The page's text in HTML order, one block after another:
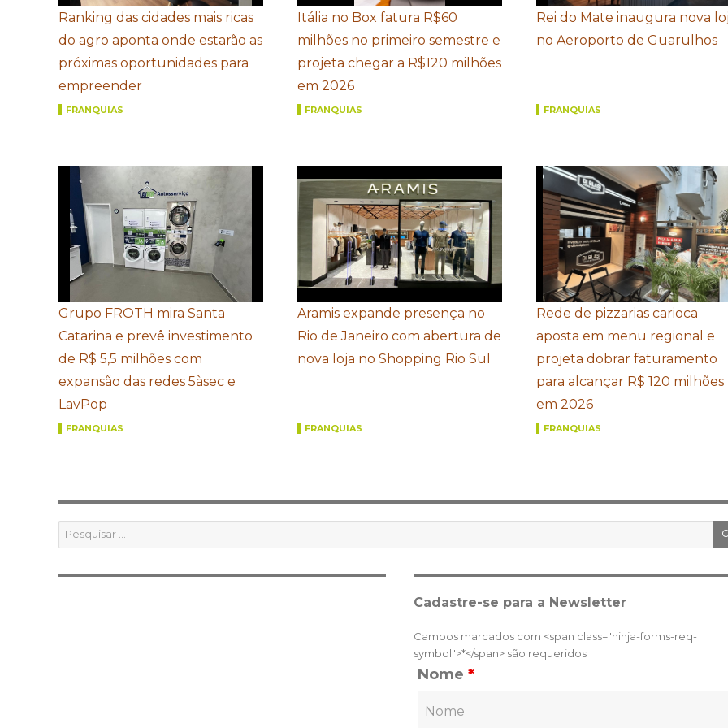
Ranking das cidades mais ricas
do agro aponta onde estarão as
próximas oportunidades para
empreender
FRANQUIAS
Itália no Box fatura R$60
milhões no primeiro semestre e
projeta chegar a R$120 milhões
em 2026
FRANQUIAS
Rei do Mate inaugura nova
no Aeroporto de Guarulhos
FRANQUIAS
Grupo FROTH mira Santa
Catarina e prevê investimento
de R$ 5,5 milhões com
expansão das redes 5àsec e
LavPop
FRANQUIAS
Aramis expande presença no
Rio de Janeiro com abertura de
nova loja no Shopping Rio Sul
FRANQUIAS
Rede de pizzarias carioca
aposta em menu regional e
projeta dobrar faturamento
para alcançar R$ 120 milhões
em 2026
FRANQUIAS
Pesquisar
Cadastre-se para a Newsletter
Campos marcados com <span class="ninja-forms-req-
symbol">*</span> são requeridos
Nome *